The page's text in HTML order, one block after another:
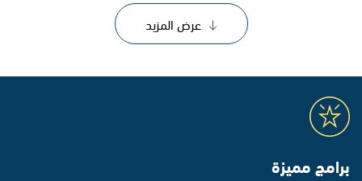
عرض المزيد
برامج مميزة